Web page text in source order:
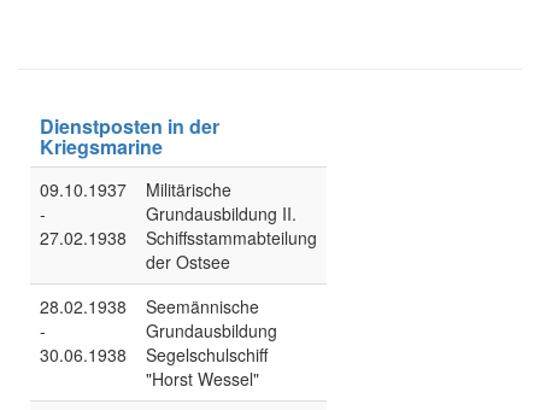
Dienstposten in der
Kriegsmarine
09.10.1937
-
27.02.1938
Militärische
Grundausbildung II.
Schiffsstammabteilung
der Ostsee
28.02.1938
-
30.06.1938
Seemännische
Grundausbildung
Segelschulschiff
"Horst Wessel"